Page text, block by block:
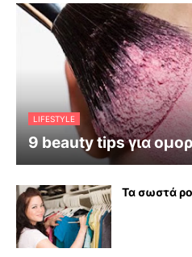
LIFESTYLE
9 beauty tips για
Τα σωστά